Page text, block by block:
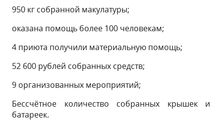
950 кг собранной макулатуры;
оказана помощь более 100 человекам;
4 приюта получили материальную помощь;
52 600 рублей собранных средств;
9 организованных мероприятий;
Бессчётное количество собранных крышек и
батареек.